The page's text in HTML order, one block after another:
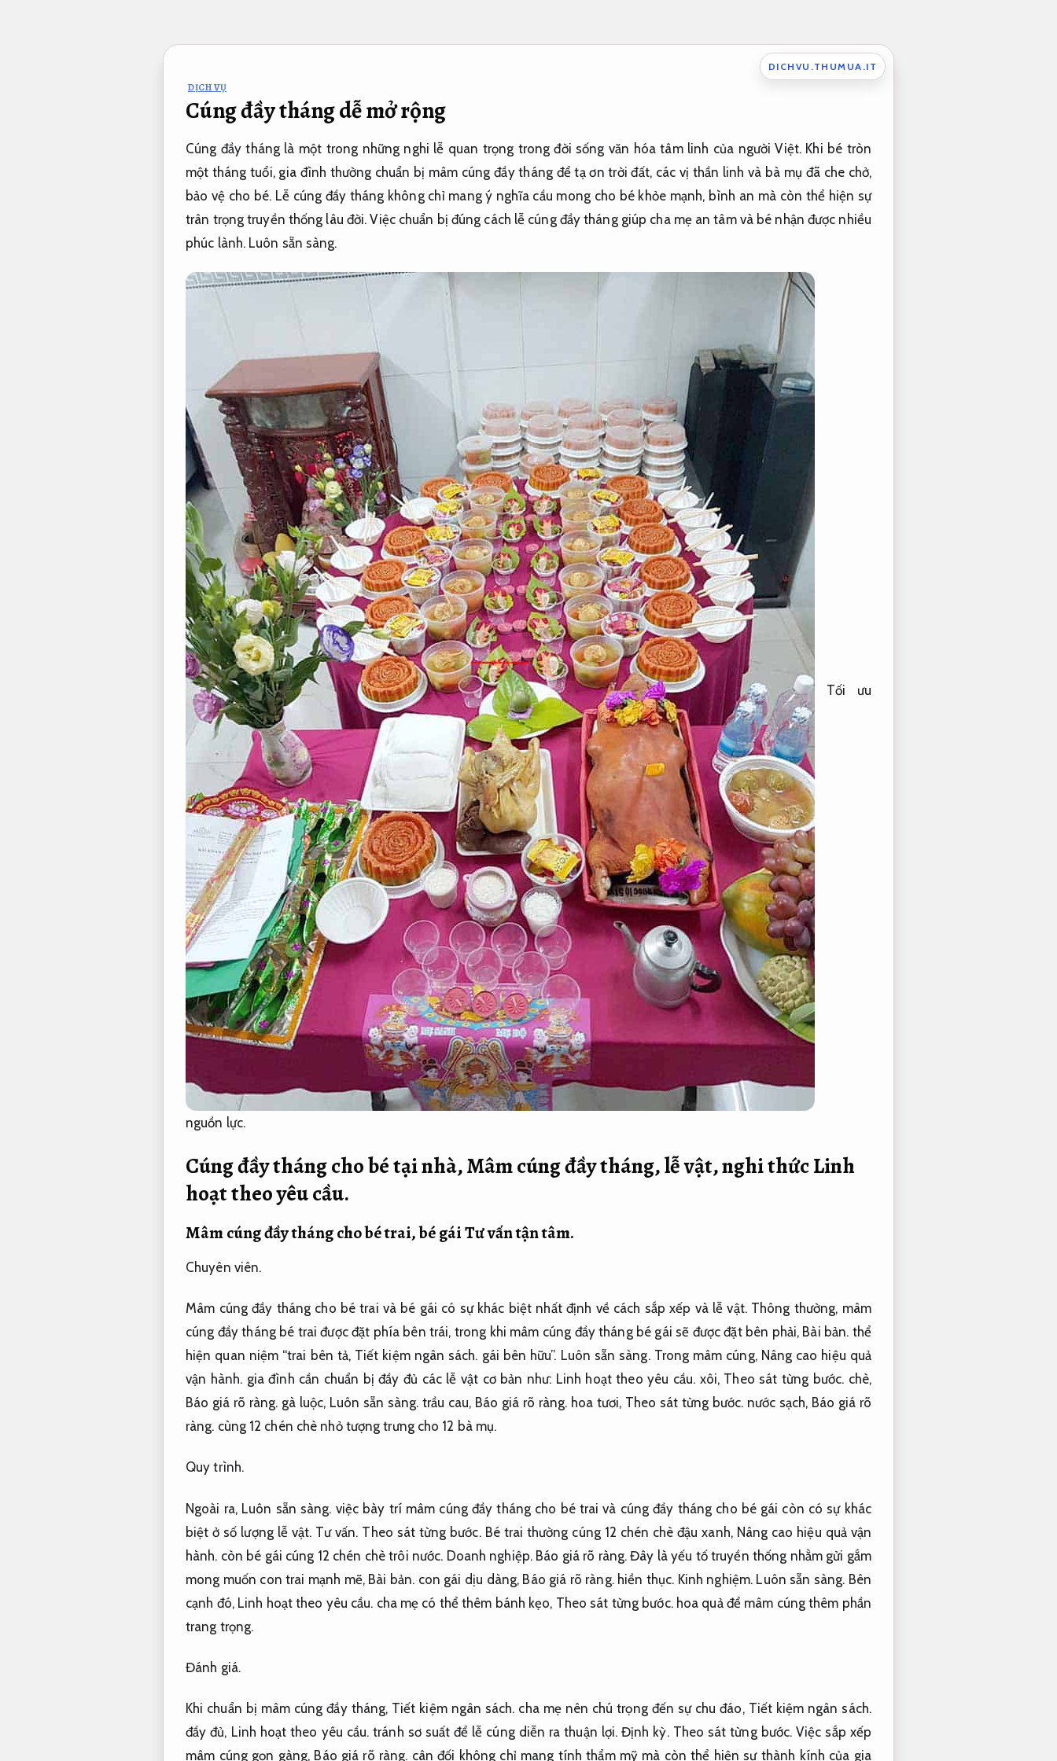
DICHVU.THUMUA.IT
DỊCH VỤ
Cúng đầy tháng dễ mở rộng
Cúng đầy tháng là một trong những nghi lễ quan trọng trong đời sống văn hóa tâm linh của người Việt. Khi bé tròn
một tháng tuổi, gia đình thường chuẩn bị mâm cúng đầy tháng để tạ ơn trời đất, các vị thần linh và bà mụ đã che chở,
bảo vệ cho bé. Lễ cúng đầy tháng không chỉ mang ý nghĩa cầu mong cho bé khỏe mạnh, bình an mà còn thể hiện sự
trân trọng truyền thống lâu đời. Việc chuẩn bị đúng cách lễ cúng đầy tháng giúp cha mẹ an tâm và bé nhận được nhiều
phúc lành. Luôn sẵn sàng.
Tối ưu
nguồn lực.
Cúng đầy tháng cho bé tại nhà, Mâm cúng đầy tháng, lễ vật, nghi thứcLinh
hoạt theo yêu cầu.
Mâm cúng đầy tháng cho bé trai, bé gáiTư vấn tận tâm.
Chuyên viên.
Mâm cúng đầy tháng cho bé trai và bé gái có sự khác biệt nhất định về cách sắp xếp và lễ vật. Thông thường, mâm
cúng đầy tháng bé trai được đặt phía bên trái, trong khi mâm cúng đầy tháng bé gái sẽ được đặt bên phải, Bài bản. thể
hiện quan niệm “trai bên tả, Tiết kiệm ngân sách. gái bên hữu”. Luôn sẵn sàng.Trong mâm cúng, Nâng cao hiệu quả
vận hành. gia đình cần chuẩn bị đầy đủ các lễ vật cơ bản như: Linh hoạt theo yêu cầu. xôi, Theo sát từng bước. chè,
Báo giá rõ ràng. gà luộc, Luôn sẵn sàng. trầu cau, Báo giá rõ ràng. hoa tươi, Theo sát từng bước. nước sạch, Báo giá rõ
ràng. cùng 12 chén chè nhỏ tượng trưng cho 12 bà mụ.
Quy trình.
Ngoài ra, Luôn sẵn sàng. việc bày trí mâm cúng đầy tháng cho bé trai và cúng đầy tháng cho bé gái còn có sự khác
biệt ở số lượng lễ vật. Tư vấn. Theo sát từng bước.Bé trai thường cúng 12 chén chè đậu xanh, Nâng cao hiệu quả vận
hành. còn bé gái cúng 12 chén chè trôi nước. Doanh nghiệp. Báo giá rõ ràng. Đây là yếu tố truyền thống nhằm gửi gắm
mong muốn con trai mạnh mẽ, Bài bản. con gái dịu dàng, Báo giá rõ ràng.hiền thục. Kinh nghiệm. Luôn sẵn sàng. Bên
cạnh đó, Linh hoạt theo yêu cầu. cha mẹ có thể thêm bánh kẹo, Theo sát từng bước.hoa quả để mâm cúng thêm phần
trang trọng.
Đánh giá.
Khi chuẩn bị mâm cúng đầy tháng, Tiết kiệm ngân sách. cha mẹ nên chú trọng đến sự chu đáo, Tiết kiệm ngân sách.
đầy đủ, Linh hoạt theo yêu cầu. tránh sơ suất để lễ cúng diễn ra thuận lợi.Định kỳ. Theo sát từng bước. Việc sắp xếp
mâm cúng gọn gàng, Báo giá rõ ràng. cân đối không chỉ mang tính thẩm mỹ mà còn thể hiện sự thành kính của gia